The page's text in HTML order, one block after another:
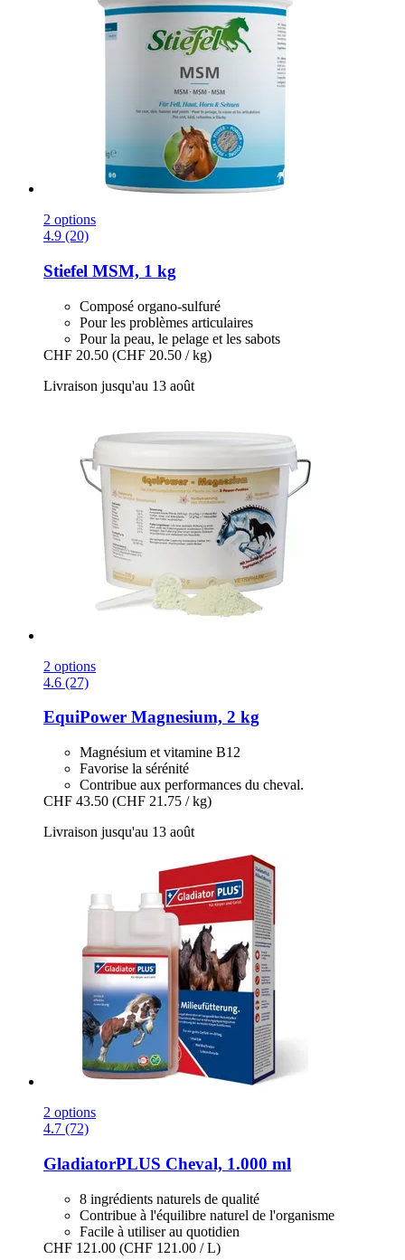
2 options
4.9 (20)
Stiefel MSM, 1 kg
Composé organo-sulfuré
Pour les problèmes articulaires
Pour la peau, le pelage et les sabots
CHF 20.50 (CHF 20.50 / kg)
Livraison jusqu'au 13 août
2 options
4.6 (27)
EquiPower Magnesium, 2 kg
Magnésium et vitamine B12
Favorise la sérénité
Contribue aux performances du cheval.
CHF 43.50 (CHF 21.75 / kg)
Livraison jusqu'au 13 août
2 options
4.7 (72)
GladiatorPLUS Cheval, 1.000 ml
8 ingrédients naturels de qualité
Contribue à l'équilibre naturel de l'organisme
Facile à utiliser au quotidien
CHF 121.00 (CHF 121.00 / L)